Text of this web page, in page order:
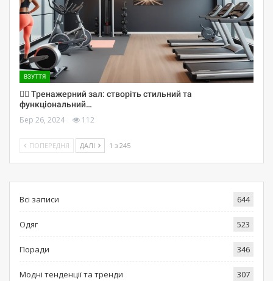
ВЗУТТЯ
🏋️‍♀️ Тренажерний зал: створіть стильний та
функціональний…
Бер 26, 2024 112
ПОПЕРЕДНЯ ДАЛІ 1 з 245
Всі записи 644
Одяг 523
Поради 346
Модні тенденції та тренди 307